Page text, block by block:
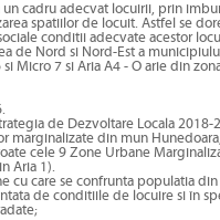
un cadru adecvat locuirii, prin
spatiilor de locuit. Astfel se
conditii adecvate acestor
de Nord si Nord-Est a
Micro 7 si Aria A4 - O arie din
de Dezvoltare Locala 2018-
marginalizate din mun
cele 9 Zone Urbane
Aria 1).
cu care se confrunta populatia
de conditiile de locuire si în